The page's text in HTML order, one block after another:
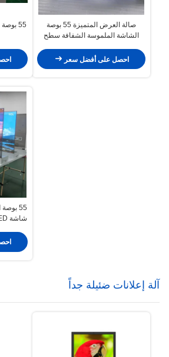
صالة العرض المتميزة 55 بوصة
الشاشة الملموسة الشفافة سطح
آلة
احصل على أفضل سعر
آلة إعلانات ضئيلة جداً